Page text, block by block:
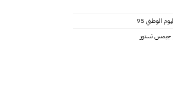
الوطني 95
,جيمس نستور‎